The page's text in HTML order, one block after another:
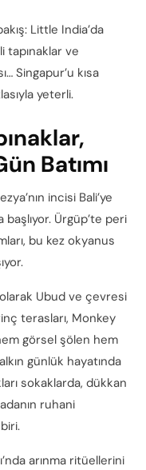
Little India’da
tapınaklar ve
Singapur’u kısa
yeterli.
Batımı
incisi Bali’ye
Ürgüp’te peri
bu kez okyanus
Ubud ve çevresi
terasları, Monkey
görsel şölen hem
günlük hayatında
sokaklarda, dükkan
ruhani
arınma ritüellerini